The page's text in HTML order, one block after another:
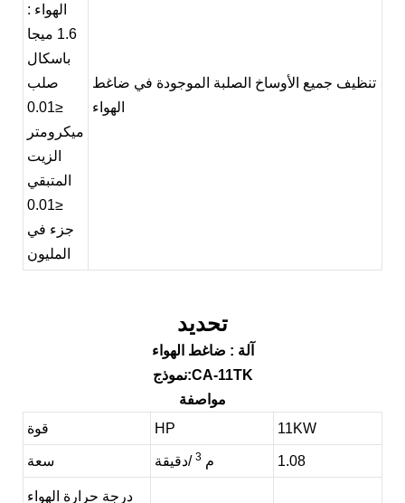
الهواء :
1.6 ميجا
باسكال
صلب
≤0.01
ميكرومتر
الزيت
المتبقي
≤0.01
جزء في
المليون
تنظيف جميع الأوساخ الصلبة الموجودة في ضاغط
الهواء
تحديد
آلة : ضاغط الهواء
نموذج:CA-11TK
مواصفة
قوة
HP 11KW
سعة م 3 /دقيقة 1.08
درجة حرارة الهواء